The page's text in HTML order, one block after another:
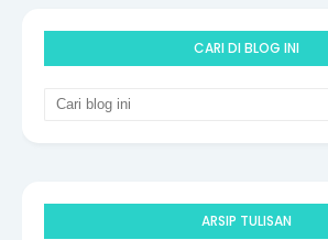
CARI DI BLOG INI
ARSIP TULISAN